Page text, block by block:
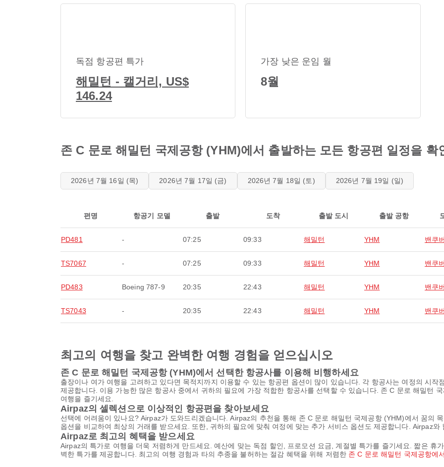
독점 항공편 특가
해밀턴 - 캘거리, US$
146.24
가장 낮은 운임 월
8월
존 C 문로 해밀턴 국제공항 (YHM)에서 출발하는 모든 항공편 일정을 확
2026년 7월 16일 (목) 2026년 7월 17일 (금) 2026년 7월 18일 (토) 2026년 7월 19일 (일)
편명 항공기 모델 출발 도착 출발 도시 출발 공항
PD481 - 07:25 09:33 해밀턴 YHM 밴쿠버
TS7067 - 07:25 09:33 해밀턴 YHM 밴쿠버
PD483 Boeing 787-9 20:35 22:43 해밀턴 YHM 밴쿠버
TS7043 - 20:35 22:43 해밀턴 YHM 밴쿠버
최고의 여행을 찾고 완벽한 여행 경험을 얻으십시오
존 C 문로 해밀턴 국제공항 (YHM)에서 선택한 항공사를 이용해 비행하세요
출장이나 여가 여행을 고려하고 있다면 목적지까지 이용할 수 있는 항공편 옵션이 많이 있습니다. 각 항공사는 여정의 시작
제공합니다. 이용 가능한 많은 항공사 중에서 귀하의 필요에 가장 적합한 항공사를 선택할 수 있습니다. 존 C 문로 해밀턴
여행을 즐기세요.
Airpaz의 셀렉션으로 이상적인 항공편을 찾아보세요
선택에 어려움이 있나요? Airpaz가 도와드리겠습니다. Airpaz의 추천을 통해 존 C 문로 해밀턴 국제공항 (YHM)에서 꿈의
옵션을 비교하여 최상의 거래를 받으세요. 또한, 귀하의 필요에 맞춰 여정에 맞는 추가 서비스 옵션도 제공합니다. Airpaz와
Airpaz로 최고의 혜택을 받으세요
Airpaz의 특가로 여행을 더욱 저렴하게 만드세요. 예산에 맞는 독점 할인, 프로모션 요금, 계절별 특가를 즐기세요. 짧은 휴
벽한 특가를 제공합니다. 최고의 여행 경험과 타의 추종을 불허하는 절감 혜택을 위해 저렴한 존 C 문로 해밀턴 국제공항에